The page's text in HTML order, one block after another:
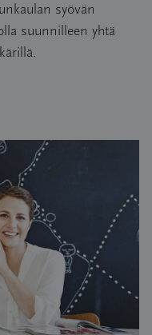
syövän
suunnilleen yhtä